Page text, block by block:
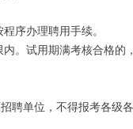
序办理聘用手续。
试用期满考核合格的
单位，不得报考各级各